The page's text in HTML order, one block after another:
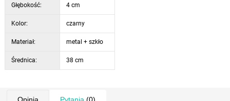
Głębokość: 4 cm
Kolor: czarny
Materiał: metal + szkło
Średnica: 38 cm